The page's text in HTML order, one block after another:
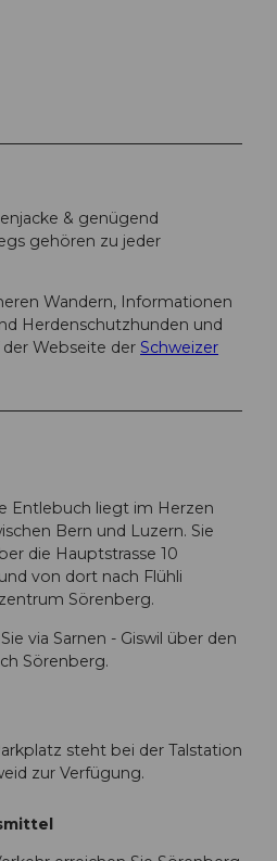
& genügend
gehören zu jeder
Wandern, Informationen
Herdenschutzhunden und
Webseite der Schweizer
Entlebuch liegt im Herzen
Bern und Luzern. Sie
die Hauptstrasse 10
von dort nach Flühli
Sörenberg.
via Sarnen - Giswil über den
Sörenberg.
steht bei der Talstation
zur Verfügung.